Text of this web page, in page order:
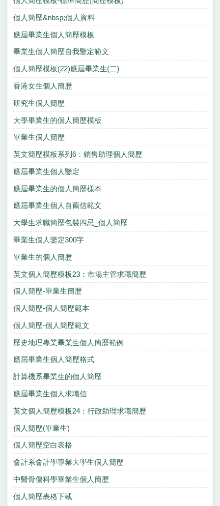
個人簡歷&nbsp;個人資料
應屆畢業生個人簡歷模板
畢業生個人簡歷自我鑒定範文
個人簡歷模板(22)應屆畢業生(二)
香港女生個人簡歷
研究生個人簡歷
大學畢業生的個人簡歷模板
畢業生個人簡歷
英文簡歷模板系列6：銷售助理個人簡歷
應屆畢業生個人鑒定
應屆畢業生的個人簡歷樣本
應屆畢業生個人自薦信範文
大學生求職簡歷包裝四忌_個人簡歷
畢業生個人鑒定300字
畢業生的個人簡歷
英文個人簡歷模板23：市場主管求職簡歷
個人簡歷-畢業生簡歷
個人簡歷-個人簡歷範本
個人簡歷-個人簡歷範文
歷史地理專業畢業生個人簡歷範例
應屆畢業生個人簡歷格式
計算機系畢業生的個人簡歷
應屆畢業生個人求職信
英文個人簡歷模板24：行政助理求職簡歷
個人簡歷(畢業生)
個人簡歷空白表格
會計系會計學專業大學生個人簡歷
中醫骨傷科學畢業生個人簡歷
個人簡歷表格下載